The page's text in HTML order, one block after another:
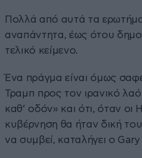
Πολλά από αυτά τα
αναπάντητα, έως ότου
τελικό κείμενο.
Ένα πράγμα είναι όμως
Τραμπ προς τον ιρανικό
καθ’ οδόν» και ότι, όταν οι
κυβέρνηση θα ήταν δική
να συμβεί, καταλήγει ο